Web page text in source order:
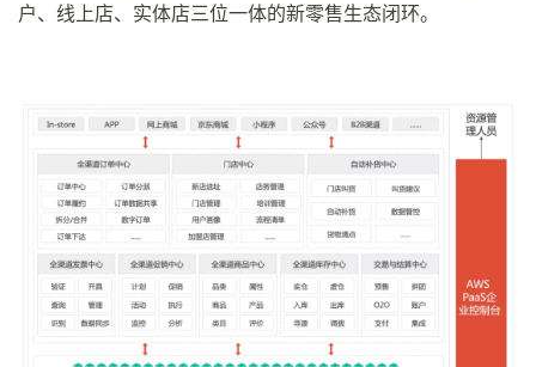
户、线上店、实体店三位一体的新零售生态闭环。